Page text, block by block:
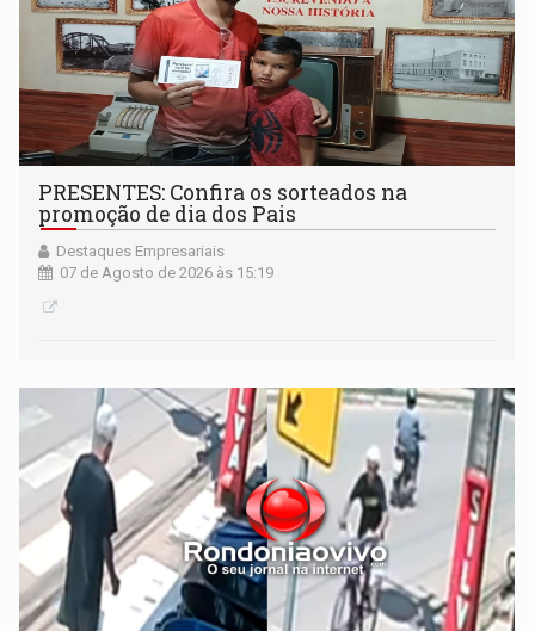
PRESENTES: Confira os sorteados na
promoção de dia dos Pais
Destaques Empresariais
07 de Agosto de 2026 às 15:19